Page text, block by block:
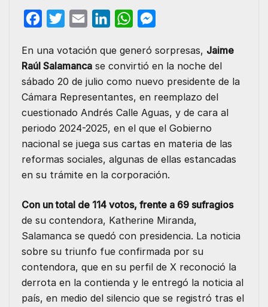
c
e
o
o
k
i
t
t
e
r
a
i
n
k
d
n
W
a
t
A
p
p
s
s
n
g
e
r
En una votación que generó sorpresas, Jaime
Raúl Salamanca se convirtió en la noche del
sábado 20 de julio como nuevo presidente de la
Cámara Representantes, en reemplazo del
cuestionado Andrés Calle Aguas, y de cara al
periodo 2024-2025, en el que el Gobierno
nacional se juega sus cartas en materia de las
reformas sociales, algunas de ellas estancadas
en su trámite en la corporación.
Con un total de 114 votos, frente a 69 sufragios
de su contendora, Katherine Miranda,
Salamanca se quedó con presidencia. La noticia
sobre su triunfo fue confirmada por su
contendora, que en su perfil de X reconoció la
derrota en la contienda y le entregó la noticia al
país, en medio del silencio que se registró tras el